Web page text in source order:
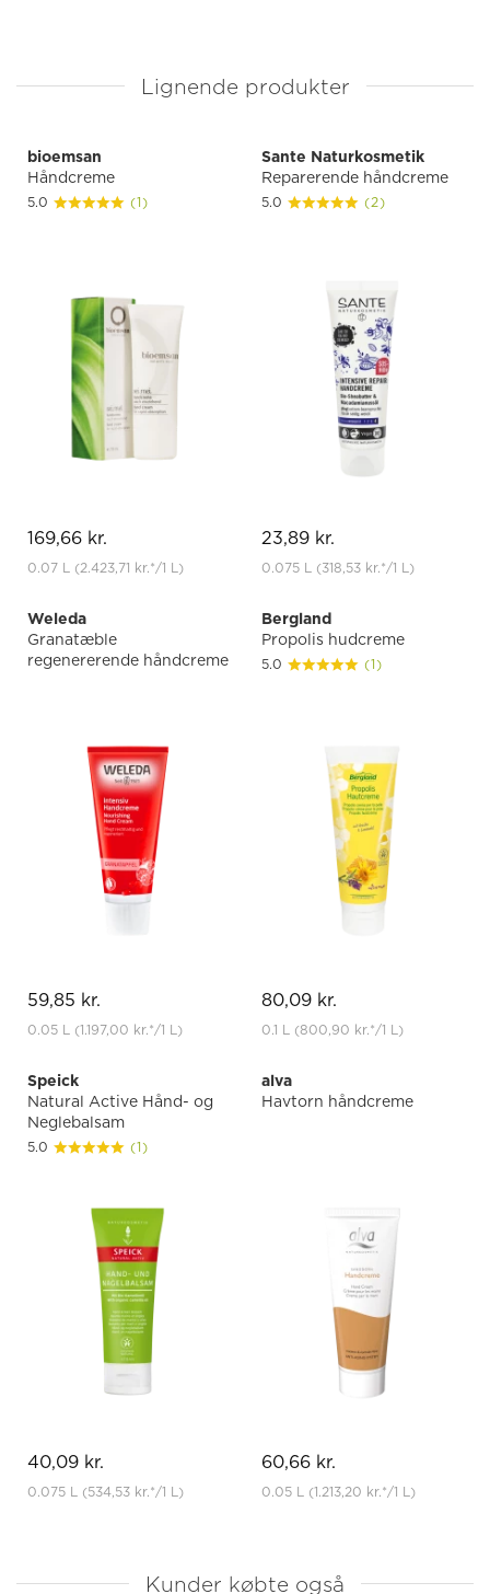
Lignende produkter
bioemsan
Håndcreme
5.0 (1)
169,66 kr.
0.07 L (2.423,71 kr.*/1 L)
Sante Naturkosmetik
Reparerende håndcreme
5.0 (2)
23,89 kr.
0.075 L (318,53 kr.*/1 L)
Weleda
Granatæble
regenererende håndcreme
59,85 kr.
0.05 L (1.197,00 kr.*/1 L)
Bergland
Propolis hudcreme
5.0 (1)
80,09 kr.
0.1 L (800,90 kr.*/1 L)
Speick
Natural Active Hånd- og
Neglebalsam
5.0 (1)
40,09 kr.
0.075 L (534,53 kr.*/1 L)
alva
Havtorn håndcreme
60,66 kr.
0.05 L (1.213,20 kr.*/1 L)
Kunder købte også